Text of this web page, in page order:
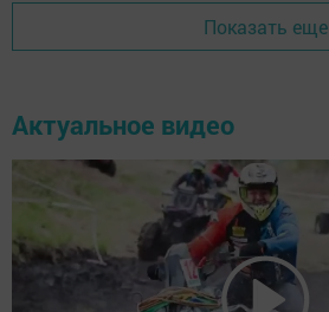
Показать еще
Актуальное видео